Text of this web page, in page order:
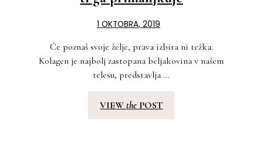
1 OKTOBRA, 2019
Če poznaš svoje želje, prava izbira ni težka.
Kolagen je najbolj zastopana beljakovina v našem
telesu, predstavlja ...
VIEWthe POST